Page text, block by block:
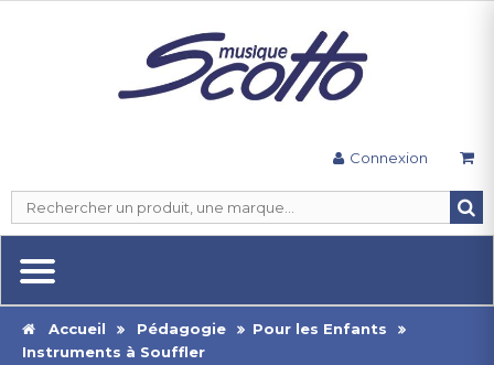
Connexion
Accueil Pédagogie
Pour les Enfants
Instruments à Souffler